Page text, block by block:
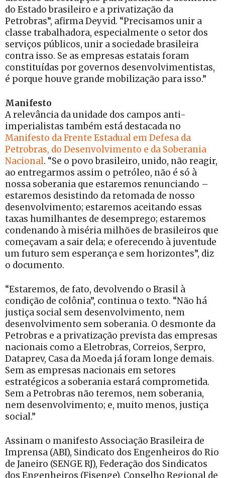
do Estado brasileiro e a privatização da
Petrobras”, afirma Deyvid. “Precisamos unir a
classe trabalhadora, especialmente o setor dos
serviços públicos, unir a sociedade brasileira
contra isso. Se as empresas estatais foram
constituídas por governos desenvolvimentistas,
é porque houve grande mobilização para isso.”
Manifesto
A relevância da unidade dos campos anti-
imperialistas também está destacada no
Manifesto da Frente Estadual em Defesa da
Petrobras, do Desenvolvimento e da Soberania
Nacional. “Se o povo brasileiro, unido, não reagir,
ao entregarmos assim o petróleo, não é só à
nossa soberania que estaremos renunciando –
estaremos desistindo da retomada de nosso
desenvolvimento; estaremos aceitando essas
taxas humilhantes de desemprego; estaremos
condenando à miséria milhões de brasileiros que
começavam a sair dela; e oferecendo à juventude
um futuro sem esperança e sem horizontes”, diz
o documento.
“Estaremos, de fato, devolvendo o Brasil à
condição de colônia”, continua o texto. “Não há
justiça social sem desenvolvimento, nem
desenvolvimento sem soberania. O desmonte da
Petrobras e a privatização prevista das empresas
nacionais como a Eletrobras, Correios, Serpro,
Dataprev, Casa da Moeda já foram longe demais.
Sem as empresas nacionais em setores
estratégicos a soberania estará comprometida.
Sem a Petrobras não teremos, nem soberania,
nem desenvolvimento; e, muito menos, justiça
social.”
Assinam o manifesto Associação Brasileira de
Imprensa (ABI), Sindicato dos Engenheiros do Rio
de Janeiro (SENGE RJ), Federação dos Sindicatos
dos Engenheiros (Fisenge), Conselho Regional de